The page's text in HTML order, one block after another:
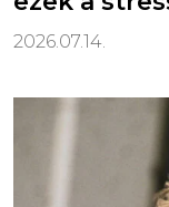
2026.07.14.